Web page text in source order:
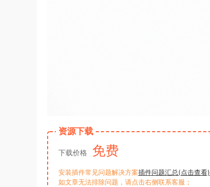
资源下载
下载价格 免费
安装插件常见问题解决方案插件问题汇总(点击查看)
如文章无法排除问题，请点击右侧联系客服；